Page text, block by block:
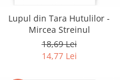
Lupul din Tara Hutulilor -
Mircea Streinul
18,69 Lei
14,77 Lei